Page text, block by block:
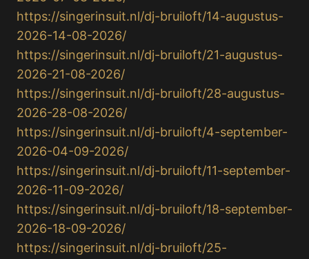
https://singerinsuit.nl/dj-bruiloft/14-augustus-
2026-14-08-2026/
https://singerinsuit.nl/dj-bruiloft/21-augustus-
2026-21-08-2026/
https://singerinsuit.nl/dj-bruiloft/28-augustus-
2026-28-08-2026/
https://singerinsuit.nl/dj-bruiloft/4-september-
2026-04-09-2026/
https://singerinsuit.nl/dj-bruiloft/11-september-
2026-11-09-2026/
https://singerinsuit.nl/dj-bruiloft/18-september-
2026-18-09-2026/
https://singerinsuit.nl/dj-bruiloft/25-